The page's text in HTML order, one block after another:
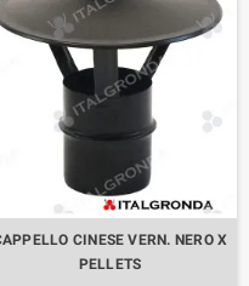
CINESE VERN. NERO X
PELLETS